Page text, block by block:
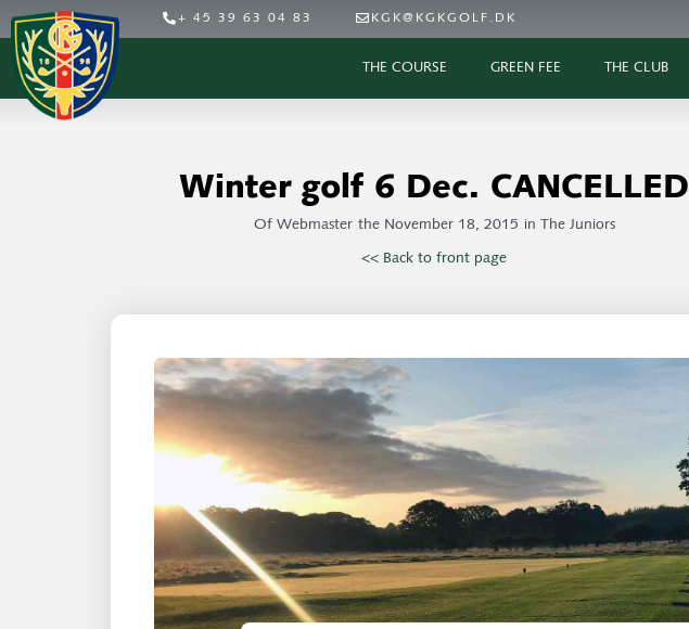
+ 45 39 63 04 83 KGK@KGKGOLF.DK
THE COURSE GREEN FEE THE CLUB
Winter golf 6 Dec. CANCELLED
OfWebmaster the November 18, 2015 in The Juniors
<< Back to front page